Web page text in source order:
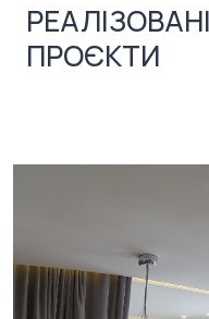
РЕАЛІЗОВАНІ
ПРОЄКТИ